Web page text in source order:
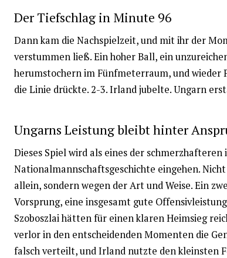
Der Tiefschlag in Minute 96
Dann kam die Nachspielzeit, und mit ihr der
verstummen ließ. Ein hoher Ball, ein
herumstochern im Fünfmeterraum, und wieder
die Linie drückte. 2-3. Irland jubelte. Ungarn
Ungarns Leistung bleibt hinter
Dieses Spiel wird als eines der schmerzhafteren
Nationalmannschaftsgeschichte eingehen.
allein, sondern wegen der Art und Weise. Ein
Vorsprung, eine insgesamt gute
Szoboszlai hätten für einen klaren Heimsieg
verlor in den entscheidenden Momenten die
falsch verteilt, und Irland nutzte den kleinsten